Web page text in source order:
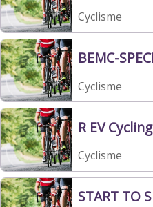
Cyclisme
BEMC-
Cyclisme
R EV
Cyclisme
START TO